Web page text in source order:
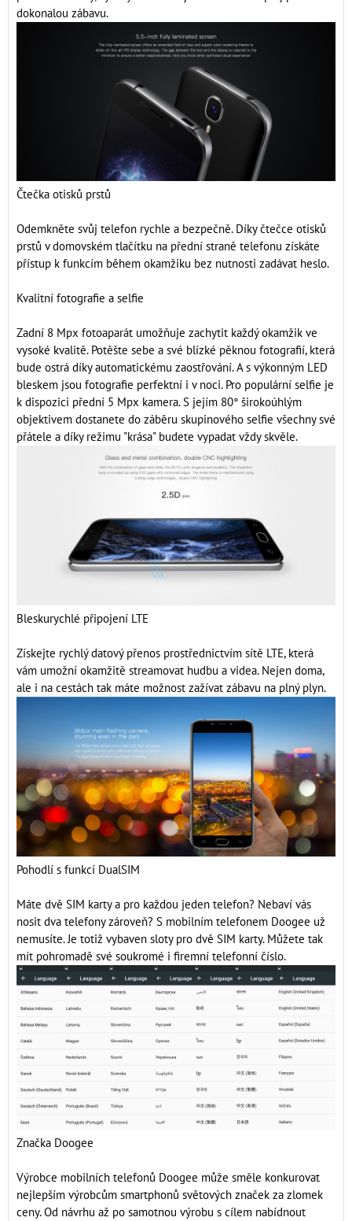
dokonalou zábavu.
Čtečka otisků prstů
Odemkněte svůj telefon rychle a bezpečně. Díky čtečce otisků
prstů v domovském tlačítku na přední straně telefonu získáte
přístup k funkcím během okamžiku bez nutnosti zadávat heslo.
Kvalitní fotografie a selfie
Zadní 8 Mpx fotoaparát umožňuje zachytit každý okamžik ve
vysoké kvalitě. Potěšte sebe a své blízké pěknou fotografií, která
bude ostrá díky automatickému zaostřování. A s výkonným LED
bleskem jsou fotografie perfektní i v noci. Pro populární selfie je
k dispozici přední 5 Mpx kamera. S jejím 80° širokoúhlým
objektivem dostanete do záběru skupinového selfie všechny své
přátele a díky režimu "krása" budete vypadat vždy skvěle.
Bleskurychlé připojení LTE
Získejte rychlý datový přenos prostřednictvím sítě LTE, která
vám umožní okamžitě streamovat hudbu a videa. Nejen doma,
ale i na cestách tak máte možnost zažívat zábavu na plný plyn.
Pohodlí s funkcí DualSIM
Máte dvě SIM karty a pro každou jeden telefon? Nebaví vás
nosit dva telefony zároveň? S mobilním telefonem Doogee už
nemusíte. Je totiž vybaven sloty pro dvě SIM karty. Můžete tak
mít pohromadě své soukromé i firemní telefonní číslo.
Značka Doogee
Výrobce mobilních telefonů Doogee může směle konkurovat
nejlepším výrobcům smartphonů světových značek za zlomek
ceny. Od návrhu až po samotnou výrobu s cílem nabídnout